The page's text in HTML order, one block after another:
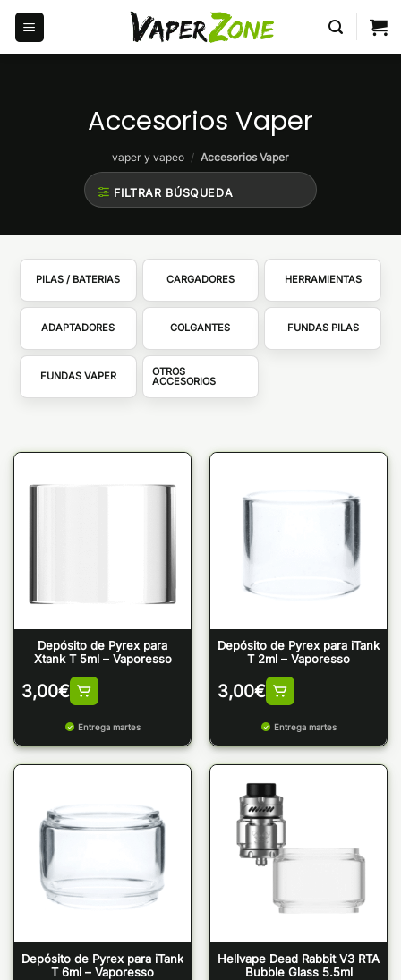
Saltar
contenido
Accesorios Vaper
vaper y vapeo / Accesorios Vaper
FILTRAR BÚSQUEDA
PILAS / BATERIAS CARGADORES HERRAMIENTAS
ADAPTADORES COLGANTES FUNDAS PILAS
FUNDAS VAPER OTROS
ACCESORIOS
Depósito de Pyrex para
Xtank T 5ml – Vaporesso
3,00€
Entrega martes
Depósito de Pyrex para iTank
T 2ml – Vaporesso
3,00€
Entrega martes
Depósito de Pyrex para iTank
T 6ml – Vaporesso
Hellvape Dead Rabbit V3 RTA
Bubble Glass 5.5ml